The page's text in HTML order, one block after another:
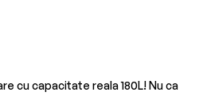
cu capacitate reala 180L! Nu ca